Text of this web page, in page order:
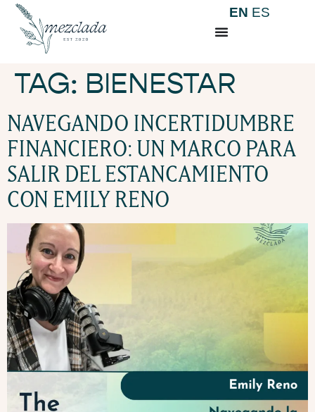
EN ES
TAG: BIENESTAR
NAVEGANDO INCERTIDUMBRE
FINANCIERO: UN MARCO PARA
SALIR DEL ESTANCAMIENTO
CON EMILY RENO